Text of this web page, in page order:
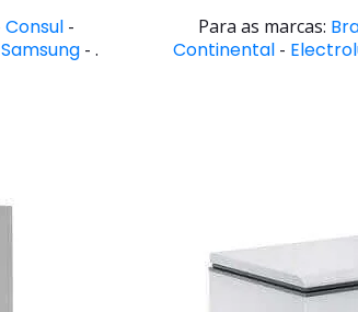
Consul-
Samsung - .
Para as marcas:
Continental -